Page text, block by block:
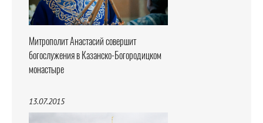
Митрополит Анастасий совершит
богослужения в Казанско-Богородицком
монастыре
13.07.2015